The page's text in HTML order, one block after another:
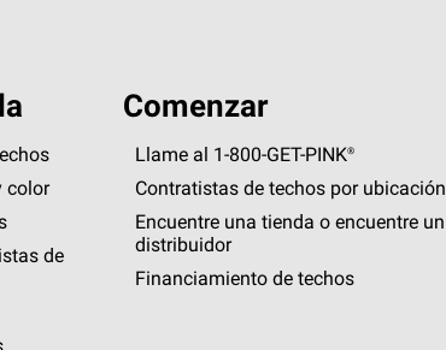
color
de
Comenzar
Llame al 1-800-GET -PINK®
Contratistas de techos por ubicación
Encuentre una tienda o encuentre un
distribuidor
Financiamiento de techos